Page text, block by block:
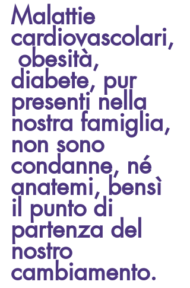
Malattie
cardiovascolari,
obesità,
diabete, pur
presenti nella
nostra famiglia,
non sono
condanne, né
anatemi, bensì
il punto di
partenza del
nostro
cambiamento.